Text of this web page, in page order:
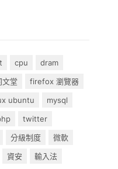
cpu
dram
堂
firefox 瀏覽器
ubuntu
mysql
twitter
分級制度
微軟
資安 輸入法